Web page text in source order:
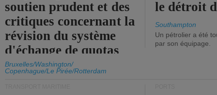
soutien prudent et des
critiques concernant la
révision du système
d'échange de quotas
d'émission de l'UE.
Bruxelles/Washington/
Copenhague/Le Pirée/Rotterdam
le détroit
Southampton
Un pétrolier a été
par son équipage.